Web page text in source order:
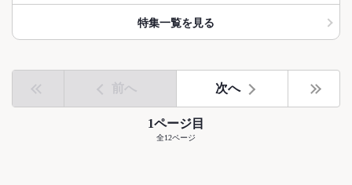
特集一覧を見る
前へ 次へ
1ページ目
全12ページ